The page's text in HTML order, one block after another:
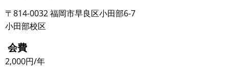
〒814-0032 福岡市早良区小田部6-7
小田部校区
会費
2,000円/年